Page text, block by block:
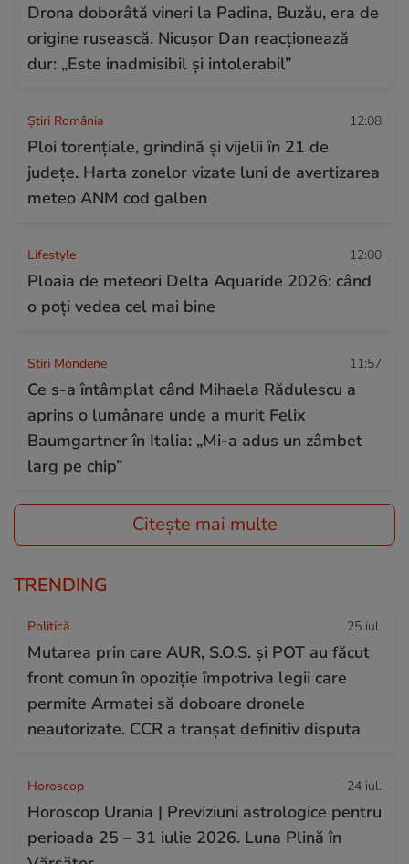
Drona doborâtă vineri la Padina, Buzău, era de
origine rusească. Nicușor Dan reacționează
dur: „Este inadmisibil și intolerabil”
Știri România 12:08
Ploi torențiale, grindină și vijelii în 21 de
județe. Harta zonelor vizate luni de avertizarea
meteo ANM cod galben
Lifestyle 12:00
Ploaia de meteori Delta Aquaride 2026: când
o poți vedea cel mai bine
Stiri Mondene 11:57
Ce s-a întâmplat când Mihaela Rădulescu a
aprins o lumânare unde a murit Felix
Baumgartner în Italia: „Mi-a adus un zâmbet
larg pe chip”
Citește mai multe
TRENDING
Politică 25 iul.
Mutarea prin care AUR, S.O.S. și POT au făcut
front comun în opoziție împotriva legii care
permite Armatei să doboare dronele
neautorizate. CCR a tranșat definitiv disputa
Horoscop 24 iul.
Horoscop Urania | Previziuni astrologice pentru
perioada 25 – 31 iulie 2026. Luna Plină în